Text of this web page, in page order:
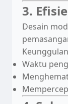
3.
Desain
Waktu